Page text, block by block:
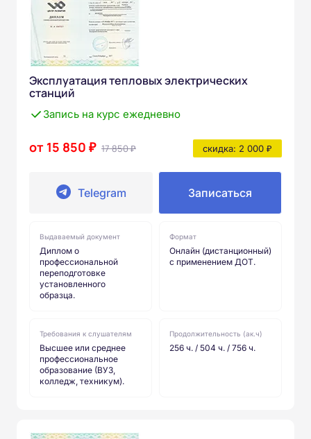
Эксплуатация тепловых электрических
станций
Запись на курс ежедневно
от 15 850 ₽ 17 850 ₽ скидка: 2 000 ₽
Telegram Записаться
Выдаваемый документ
Диплом о
профессиональной
переподготовке
установленного
образца.
Формат
Онлайн (дистанционный)
с применением ДОТ.
Требования к слушателям
Высшее или среднее
профессиональное
образование (ВУЗ,
колледж, техникум).
Продолжительность (ак.ч)
256 ч. / 504 ч. / 756 ч.